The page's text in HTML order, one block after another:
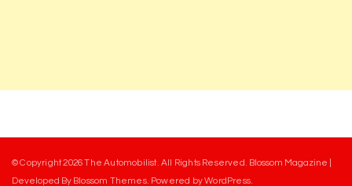
© Copyright 2026The Automobilist. All Rights Reserved. Blossom Magazine |
Developed By Blossom Themes. Powered byWordPress